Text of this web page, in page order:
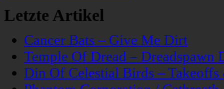
Letzte Artikel
Cancer Bats – Give Me Dirt
Temple Of Dread – Dreadspawn
Din Of Celestial Birds –